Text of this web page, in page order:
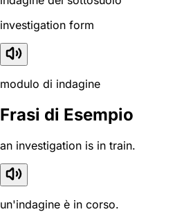
investigation form
modulo di indagine
Frasi di Esempio
an investigation is in train.
un'indagine è in corso.